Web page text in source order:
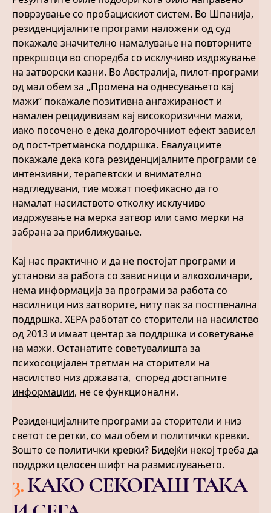
поврзување со пробацискиот систем. Во Шпанија,
резиденцијалните програми наложени од суд
покажале значително намалување на повторните
прекршоци во споредба со исклучиво издржување
на затворски казни. Во Австралија, пилот-програми
од мал обем за „Промена на однесувањето кај
мажи“ покажале позитивна ангажираност и
намален рецидивизам кај високоризични мажи,
иако посочено е дека долгорочниот ефект зависел
од пост-третманска поддршка. Евалуациите
покажале дека кога резиденцијалните програми се
интензивни, терапевтски и внимателно
надгледувани, тие можат поефикасно да го
намалат насилството отколку исклучиво
издржување на мерка затвор или само мерки на
забрана за приближување.
Кај нас практично и да не постојат програми и
установи за работа со зависници и алкохоличари,
нема информација за програми за работа со
насилници низ затворите, ниту пак за постпенална
поддршка. ХЕРА работат со сторители на насилство
од 2013 и имаат центар за поддршка и советување
на мажи. Останатите советувалишта за
психосоцијален третман на сторители на
насилство низ државата, според достапните
информации, не се функционални.
Резиденцијалните програми за сторители и низ
светот се ретки, со мал обем и политички кревки.
Зошто се политички кревки? Бидејќи некој треба да
поддржи целосен шифт на размислувањето.
3.КАКО СЕКОГАШ ТАКА